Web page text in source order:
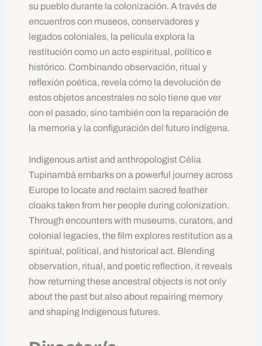
su pueblo durante la colonización. A través de
encuentros con museos, conservadores y
legados coloniales, la película explora la
restitución como un acto espiritual, político e
histórico. Combinando observación, ritual y
reflexión poética, revela cómo la devolución de
estos objetos ancestrales no solo tiene que ver
con el pasado, sino también con la reparación de
la memoria y la configuración del futuro indígena.
Indigenous artist and anthropologist Célia
Tupinambá embarks on a powerful journey across
Europe to locate and reclaim sacred feather
cloaks taken from her people during colonization.
Through encounters with museums, curators, and
colonial legacies, the film explores restitution as a
spiritual, political, and historical act. Blending
observation, ritual, and poetic reflection, it reveals
how returning these ancestral objects is not only
about the past but also about repairing memory
and shaping Indigenous futures.